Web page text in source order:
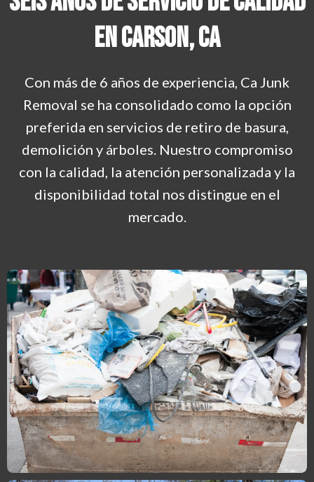
En Carson, CA
Con más de 6 años de experiencia, Ca Junk
Removal se ha consolidado como la opción
preferida en servicios de retiro de basura,
demolición y árboles. Nuestro compromiso
con la calidad, la atención personalizada y la
disponibilidad total nos distingue en el
mercado.